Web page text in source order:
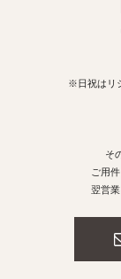
※日祝はリ
そ
ご用
翌営